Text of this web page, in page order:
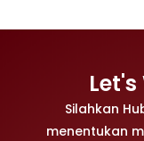
Silahkan
menentukan